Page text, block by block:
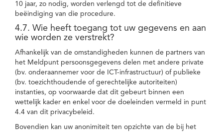
10 jaar, zo nodig, worden verlengd tot de definitieve
beëindiging van die procedure.
4.7. Wie heeft toegang tot uw gegevens en aan
wie worden ze verstrekt?
Afhankelijk van de omstandigheden kunnen de partners van
het Meldpunt persoonsgegevens delen met andere private
(bv. onderaannemer voor de ICT-infrastructuur) of publieke
(bv. toezichthoudende of gerechtelijke autoriteiten)
instanties, op voorwaarde dat dit gebeurt binnen een
wettelijk kader en enkel voor de doeleinden vermeld in punt
4.4 van dit privacybeleid.
Bovendien kan uw anonimiteit ten opzichte van de bij het